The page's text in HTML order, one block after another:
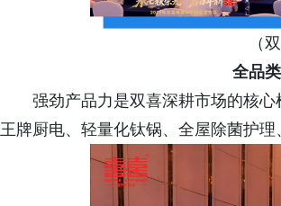
（
全品
强劲产品力是双喜深耕市场的核
王牌厨电、轻量化钛锅、全屋除菌护